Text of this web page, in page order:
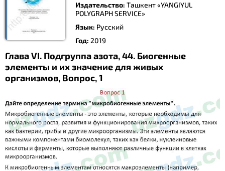
Издательство: Ташкент «YANGIYUL
POLYGRAPH SERVICE»
Язык: Русский
Год: 2019
Глава VI. Подгруппа азота, 44. Биогенные
элементы и их значение для живых
организмов, Вопрос, 1